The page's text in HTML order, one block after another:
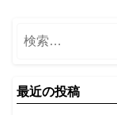
最近の投稿